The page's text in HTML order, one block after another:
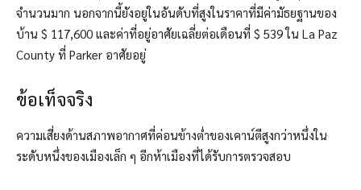
จำนวนมาก นอกจากนี้ยังอยู่ในอันดับที่สูงในราคาที่มีค่ามัธยฐานของ
บ้าน $ 117,600 และค่าที่อยู่อาศัยเฉลี่ยต่อเดือนที่ $ 539 ใน La Paz
County ที่ Parker อาศัยอยู่
ข้อเท็จจริง
ความเสี่ยงด้านสภาพอากาศที่ค่อนข้างต่ำของเคาน์ตีสูงกว่าหนึ่งใน
ระดับหนึ่งของเมืองเล็ก ๆ อีกห้าเมืองที่ได้รับการตรวจสอบ